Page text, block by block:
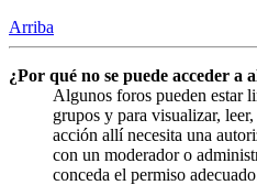
Arriba
¿Por qué no se puede acceder a
Algunos foros pueden estar
grupos y para visualizar,
acción allí necesita una
con un moderador o
conceda el permiso